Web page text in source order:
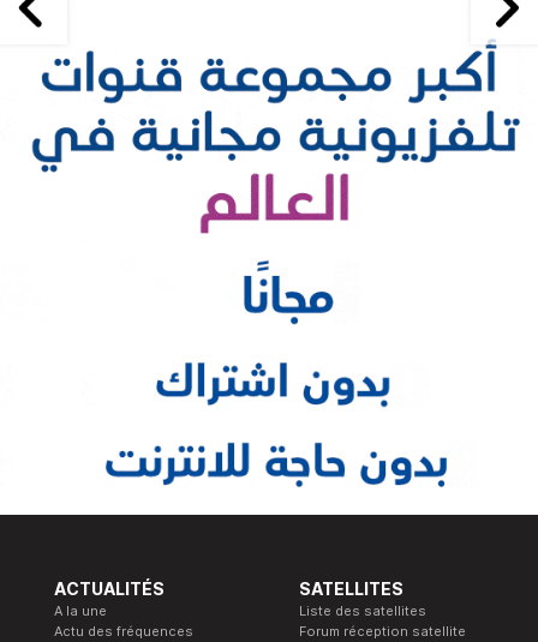
ACTUALITÉS
A la une
Actu des fréquences
SATELLITES
Liste des satellites
Forum réception satellite